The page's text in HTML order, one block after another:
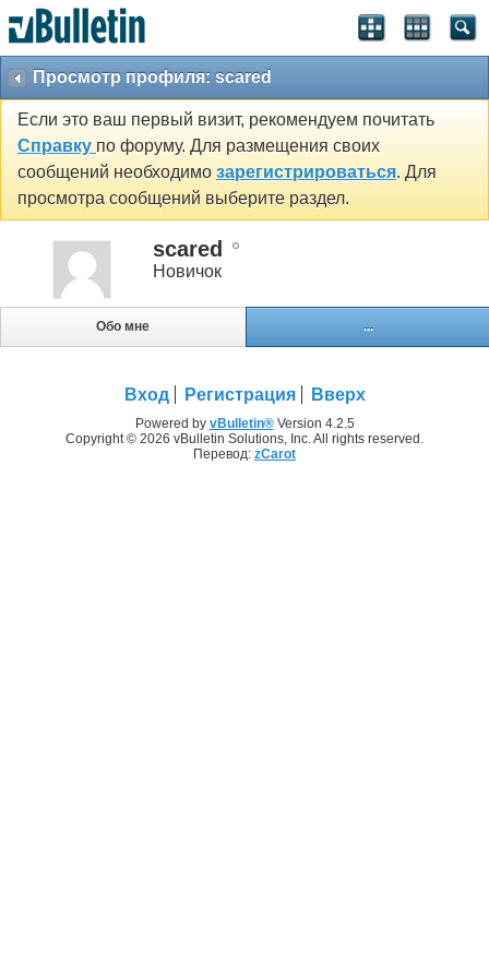
Просмотр профиля: scared
Если это ваш первый визит, рекомендуем почитать
Справку по форуму. Для размещения своих
сообщений необходимо зарегистрироваться. Для
просмотра сообщений выберите раздел.
scared
Новичок
Обо мне ...
Вход Регистрация Вверх
Powered by vBulletin®Version 4.2.5
Copyright © 2026 vBulletin Solutions, Inc. All rights reserved.
Перевод: zCarot